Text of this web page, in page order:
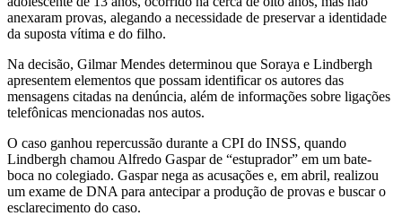
anexaram provas, alegando a necessidade de preservar a identidade
da suposta vítima e do filho.
Na decisão, Gilmar Mendes determinou que Soraya e Lindbergh
apresentem elementos que possam identificar os autores das
mensagens citadas na denúncia, além de informações sobre ligações
telefônicas mencionadas nos autos.
O caso ganhou repercussão durante a CPI do INSS, quando
Lindbergh chamou Alfredo Gaspar de “estuprador” em um bate-
boca no colegiado. Gaspar nega as acusações e, em abril, realizou
um exame de DNA para antecipar a produção de provas e buscar o
esclarecimento do caso.